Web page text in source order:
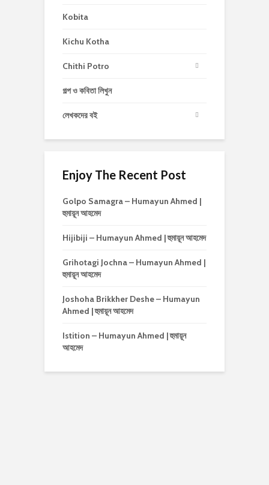
Kobita
Kichu Kotha
Chithi Potro
গল্প ও কবিতা লিখুন
লেখকদের বই
Enjoy The Recent Post
Golpo Samagra – Humayun Ahmed |
হুমায়ূন আহমেদ
Hijibiji – Humayun Ahmed | হুমায়ূন আহমেদ
Grihotagi Jochna – Humayun Ahmed |
হুমায়ূন আহমেদ
Joshoha Brikkher Deshe – Humayun
Ahmed | হুমায়ূন আহমেদ
Istition – Humayun Ahmed | হুমায়ূন
আহমেদ